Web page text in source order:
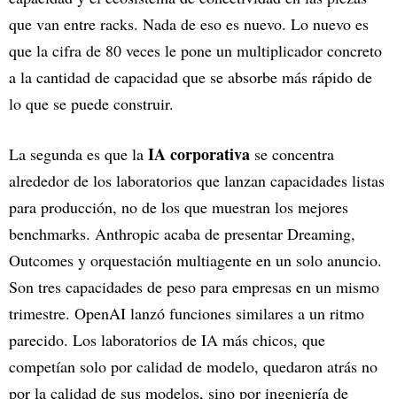
que van entre racks. Nada de eso es nuevo. Lo nuevo es
que la cifra de 80 veces le pone un multiplicador concreto
a la cantidad de capacidad que se absorbe más rápido de
lo que se puede construir.
La segunda es que la IA corporativa se concentra
alrededor de los laboratorios que lanzan capacidades listas
para producción, no de los que muestran los mejores
benchmarks. Anthropic acaba de presentar Dreaming,
Outcomes y orquestación multiagente en un solo anuncio.
Son tres capacidades de peso para empresas en un mismo
trimestre. OpenAI lanzó funciones similares a un ritmo
parecido. Los laboratorios de IA más chicos, que
competían solo por calidad de modelo, quedaron atrás no
por la calidad de sus modelos, sino por ingeniería de